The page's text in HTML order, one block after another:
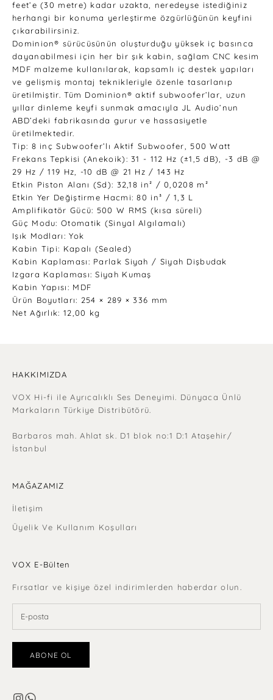
feet’e (30 metre) kadar uzakta, neredeyse istediğiniz
herhangi bir konuma yerleştirme özgürlüğünün keyfini
çıkarabilirsiniz.
Dominion® sürücüsünün oluşturduğu yüksek iç basınca
dayanabilmesi için her bir şık kabin, sağlam CNC kesim
MDF malzeme kullanılarak, kapsamlı iç destek yapıları
ve gelişmiş montaj teknikleriyle özenle tasarlanıp
üretilmiştir. Tüm Dominion® aktif subwoofer’lar, uzun
yıllar dinleme keyfi sunmak amacıyla JL Audio’nun
ABD’deki fabrikasında gurur ve hassasiyetle
üretilmektedir.
Tip: 8 inç Subwoofer’lı Aktif Subwoofer, 500 Watt
Frekans Tepkisi (Anekoik): 31 - 112 Hz (±1,5 dB), -3 dB @
29 Hz / 119 Hz, -10 dB @ 21 Hz / 143 Hz
Etkin Piston Alanı (Sd): 32,18 in² / 0,0208 m²
Etkin Yer Değiştirme Hacmi: 80 in³ / 1,3 L
Amplifikatör Gücü: 500 W RMS (kısa süreli)
Güç Modu: Otomatik (Sinyal Algılamalı)
Işık Modları: Yok
Kabin Tipi: Kapalı (Sealed)
Kabin Kaplaması: Parlak Siyah / Siyah Dişbudak
Izgara Kaplaması: Siyah Kumaş
Kabin Yapısı: MDF
Ürün Boyutları: 254 × 289 × 336 mm
Net Ağırlık: 12,00 kg
HAKKIMIZDA
VOX Hi-fi ile Ayrıcalıklı Ses Deneyimi. Dünyaca Ünlü
Markaların Türkiye Distribütörü.
Barbaros mah. Ahlat sk. D1 blok no:1 D:1 Ataşehir/
İstanbul
MAĞAZAMIZ
İletişim
Üyelik Ve Kullanım Koşulları
VOX E-Bülten
Fırsatlar ve kişiye özel indirimlerden haberdar olun.
ABONE OL